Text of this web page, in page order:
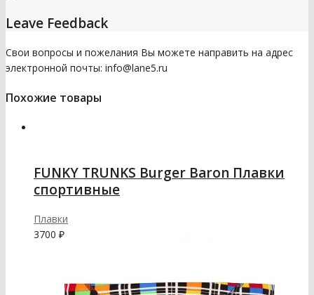
Leave Feedback
Свои вопросы и пожелания Вы можете направить на адрес
электронной почты: info@lane5.ru
Похожие товары
FUNKY TRUNKS Burger Baron Плавки
спортивные
Плавки
3700 ₽